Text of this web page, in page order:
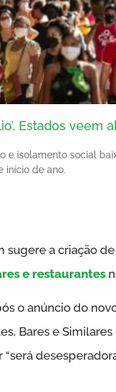
Estados veem
e isolamento social
início de ano.
sugere a criação
e restaurantes
o anúncio do
Bares e
“será